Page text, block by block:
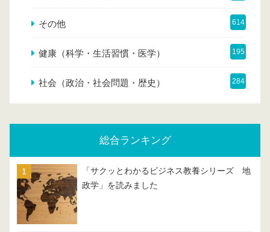
その他 614
健康（科学・生活習慣・医学） 195
社会（政治・社会問題・歴史） 284
総合ランキング
「サクッとわかるビジネス教養シリーズ 地
政学」を読みました